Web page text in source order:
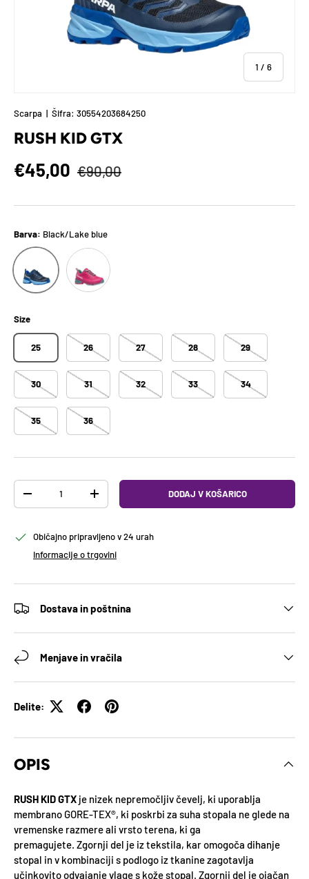
1 / od
6
Scarpa | Šifra: 30554203684250
RUSH KID GTX
Znižana cena
€45,00 Polna cena
€90,00
Barva: Black/Lake blue
Black/Lake blueFuxia/Lagoon
Size
25 26 27 28 29
30 31 32 33 34
35 36
Količina
ODTRANITE KOLIČINODODAJTE KOLIČINODODAJ V KOŠARICO
Običajno pripravljeno v 24 urah
Informacije o trgovini
Dostava in poštnina
Menjave in vračila
Delite:
OPIS
RUSH KID GTX je nizek nepremočljiv čevelj, ki uporablja
membrano GORE-TEX®, ki poskrbi za suha stopala ne glede na
vremenske razmere ali vrsto terena, ki ga
premagujete. Zgornji del je iz tekstila, kar omogoča dihanje
stopal in v kombinaciji s podlogo iz tkanine zagotavlja
učinkovito odvajanje vlage s kože stopal. Zgornji del je ojačan